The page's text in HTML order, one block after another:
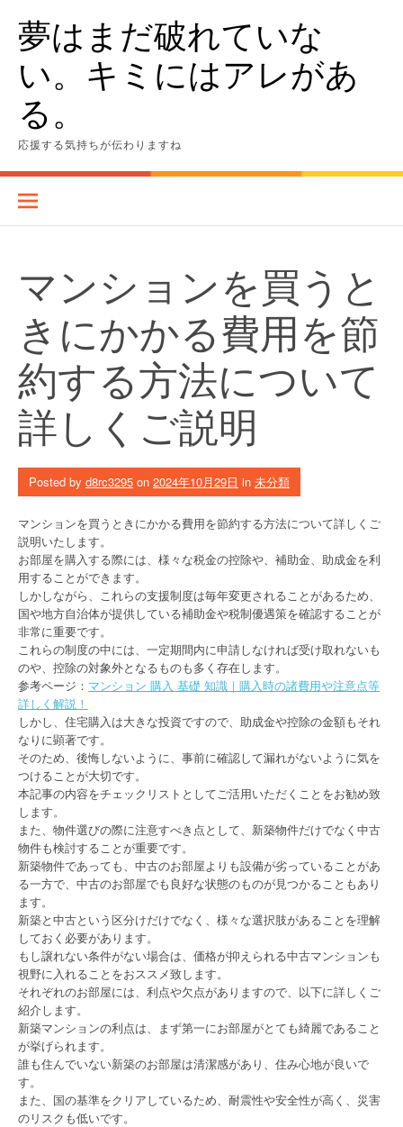
content夢はまだ破れていな
い。キミにはアレがあ
る。
応援する気持ちが伝わりますね
マンションを買うと
きにかかる費用を節
約する方法について
詳しくご説明
Posted by d8rc3295 on 2024年10月29日 in 未分類
マンションを買うときにかかる費用を節約する方法について詳しくご
説明いたします。
お部屋を購入する際には、様々な税金の控除や、補助金、助成金を利
用することができます。
しかしながら、これらの支援制度は毎年変更されることがあるため、
国や地方自治体が提供している補助金や税制優遇策を確認することが
非常に重要です。
これらの制度の中には、一定期間内に申請しなければ受け取れないも
のや、控除の対象外となるものも多く存在します。
参考ページ： マンション 購入 基礎 知識｜購入時の諸費用や注意点等
詳しく解説！
しかし、住宅購入は大きな投資ですので、助成金や控除の金額もそれ
なりに顕著です。
そのため、後悔しないように、事前に確認して漏れがないように気を
つけることが大切です。
本記事の内容をチェックリストとしてご活用いただくことをお勧め致
します。
また、物件選びの際に注意すべき点として、新築物件だけでなく中古
物件も検討することが重要です。
新築物件であっても、中古のお部屋よりも設備が劣っていることがあ
る一方で、中古のお部屋でも良好な状態のものが見つかることもあり
ます。
新築と中古という区分けだけでなく、様々な選択肢があることを理解
しておく必要があります。
もし譲れない条件がない場合は、価格が抑えられる中古マンションも
視野に入れることをおススメ致します。
それぞれのお部屋には、利点や欠点がありますので、以下に詳しくご
紹介します。
新築マンションの利点は、まず第一にお部屋がとても綺麗であること
が挙げられます。
誰も住んでいない新築のお部屋は清潔感があり、住み心地が良いで
す。
また、国の基準をクリアしているため、耐震性や安全性が高く、災害
のリスクも低いです。